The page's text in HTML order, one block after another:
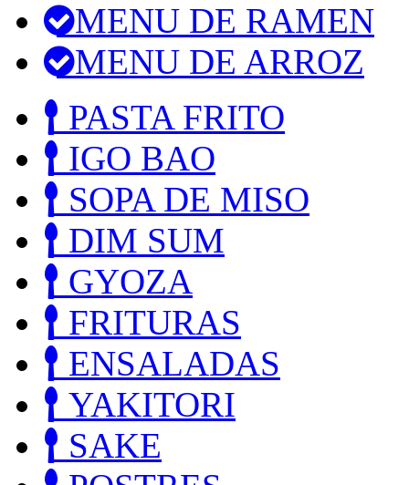
MENU DE RAMEN
MENU DE ARROZ
PASTA FRITO
IGO BAO
SOPA DE MISO
DIM SUM
GYOZA
FRITURAS
ENSALADAS
YAKITORI
SAKE